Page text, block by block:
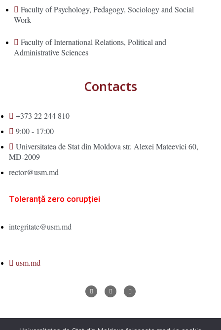
Faculty of Psychology, Pedagogy, Sociology and Social
Work
Faculty of International Relations, Political and
Administrative Sciences
Contacts
+373 22 244 810
9:00 - 17:00
Universitatea de Stat din Moldova str. Alexei Mateevici 60,
MD-2009
rector@usm.md
Toleranță zero corupției
integritate@usm.md
usm.md